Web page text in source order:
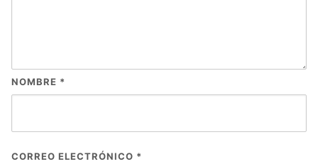
NOMBRE *
CORREO ELECTRÓNICO *